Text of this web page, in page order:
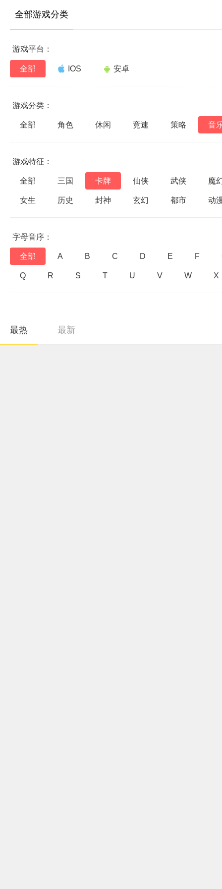
全部游戏分类
游戏平台：
全部 IOS 安卓
游戏分类：
全部 角色 休闲 竞速 策略 音
游戏特征：
全部 三国 卡牌 仙侠 武侠 魔
女生 历史 封神 玄幻 都市 动
字母音序：
全部 A B C D E F
Q R S T U V W X
最热 最新